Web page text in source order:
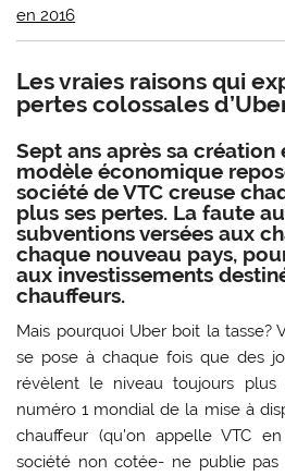
en 2016
Les vraies raisons qui
pertes colossales
Sept ans après sa création
modèle économique
société de VTC creuse
plus ses pertes. La faute
subventions versées aux
chaque nouveau pays,
aux investissements
chauffeurs.
Mais pourquoi Uber boit la tasse?
se pose à chaque fois que des
révèlent le niveau toujours plus
numéro 1 mondial de la mise à
chauffeur (qu’on appelle VTC
société non cotée- ne publie pas